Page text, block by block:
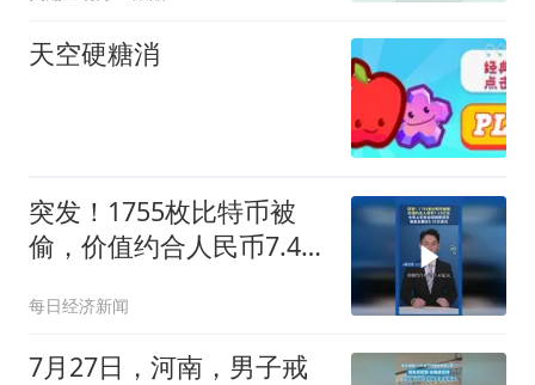
天空硬糖消
突发！1755枚比特币被
偷，价值约合人民币7.43
每日经济新闻
7月27日，河南，男子戒